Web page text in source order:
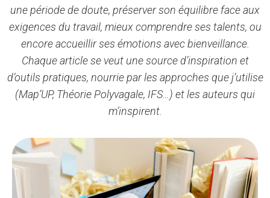
une période de doute, préserver son équilibre face aux
exigences du travail, mieux comprendre ses talents, ou
encore accueillir ses émotions avec bienveillance.
Chaque article se veut une source d’inspiration et
d’outils pratiques, nourrie par les approches que j’utilise
(Map’UP, Théorie Polyvagale, IFS…) et les auteurs qui
m’inspirent.